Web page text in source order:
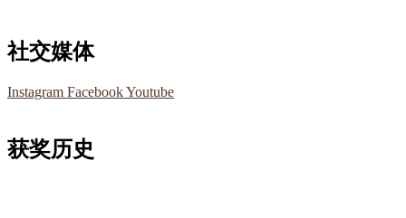
社交媒体
Instagram FacebookYoutube
获奖历史